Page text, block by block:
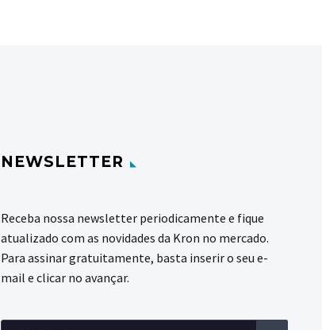
NEWSLETTER
Receba nossa newsletter periodicamente e fique
atualizado com as novidades da Kron no mercado.
Para assinar gratuitamente, basta inserir o seu e-
mail e clicar no avançar.